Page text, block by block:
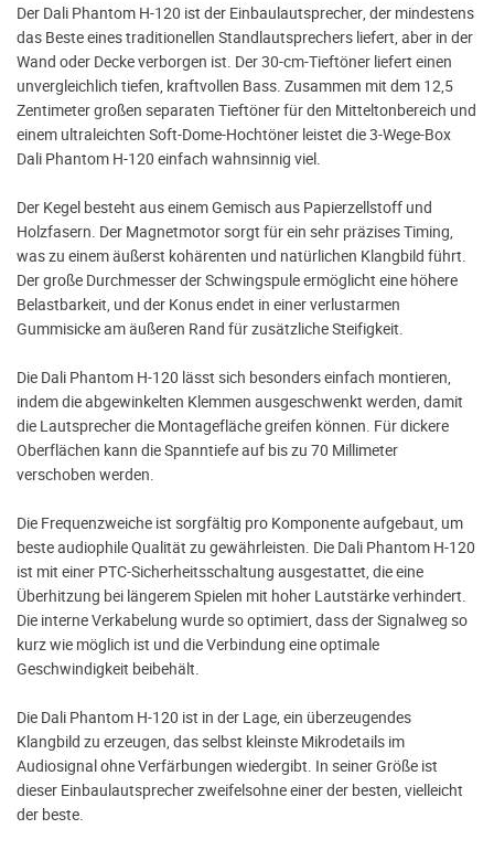
Der Dali Phantom H-120 ist der Einbaulautsprecher, der mindestens
das Beste eines traditionellen Standlautsprechers liefert, aber in der
Wand oder Decke verborgen ist. Der 30-cm-Tieftöner liefert einen
unvergleichlich tiefen, kraftvollen Bass. Zusammen mit dem 12,5
Zentimeter großen separaten Tieftöner für den Mitteltonbereich und
einem ultraleichten Soft-Dome-Hochtöner leistet die 3-Wege-Box
Dali Phantom H-120 einfach wahnsinnig viel.
Der Kegel besteht aus einem Gemisch aus Papierzellstoff und
Holzfasern. Der Magnetmotor sorgt für ein sehr präzises Timing,
was zu einem äußerst kohärenten und natürlichen Klangbild führt.
Der große Durchmesser der Schwingspule ermöglicht eine höhere
Belastbarkeit, und der Konus endet in einer verlustarmen
Gummisicke am äußeren Rand für zusätzliche Steifigkeit.
Die Dali Phantom H-120 lässt sich besonders einfach montieren,
indem die abgewinkelten Klemmen ausgeschwenkt werden, damit
die Lautsprecher die Montagefläche greifen können. Für dickere
Oberflächen kann die Spanntiefe auf bis zu 70 Millimeter
verschoben werden.
Die Frequenzweiche ist sorgfältig pro Komponente aufgebaut, um
beste audiophile Qualität zu gewährleisten. Die Dali Phantom H-120
ist mit einer PTC-Sicherheitsschaltung ausgestattet, die eine
Überhitzung bei längerem Spielen mit hoher Lautstärke verhindert.
Die interne Verkabelung wurde so optimiert, dass der Signalweg so
kurz wie möglich ist und die Verbindung eine optimale
Geschwindigkeit beibehält.
Die Dali Phantom H-120 ist in der Lage, ein überzeugendes
Klangbild zu erzeugen, das selbst kleinste Mikrodetails im
Audiosignal ohne Verfärbungen wiedergibt. In seiner Größe ist
dieser Einbaulautsprecher zweifelsohne einer der besten, vielleicht
der beste.